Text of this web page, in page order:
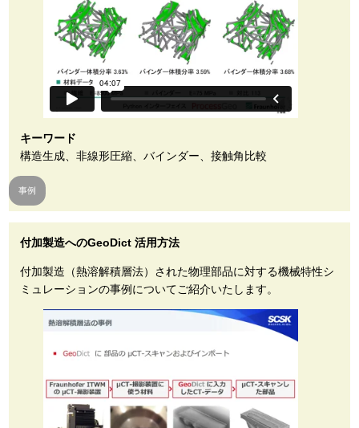
キーワード
構造生成、非線形圧縮、バインダー、接触角比較
事例
付加製造へのGeoDict 活用方法
付加製造（熱溶解積層法）された物理部品に対する機械特性シ
ミュレーションの事例についてご紹介いたします。